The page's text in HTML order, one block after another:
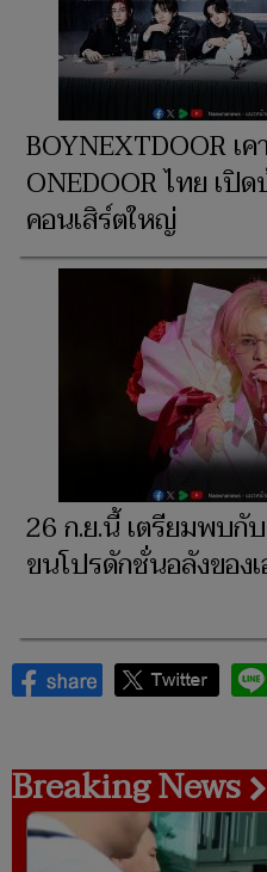
BOYNEXTDOOR เค
ONEDOOR ไทย เปิ
คอนเสิร์ตใหญ่
26 ก.ย.นี้ เตรียมพบกั
ขนโปรดักชั่นอลังของ
Breaking News